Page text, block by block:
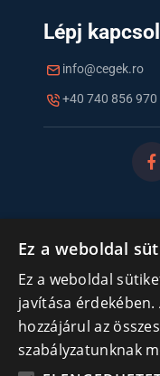
Lépj
info@cegek.ro
+40 740 856 970
legfontosabb üzleti
egyszerű és gyors
döntesz.
Ez a weboldal
Ez a weboldal
javítása
hozzájárul az
szabályzatunknak